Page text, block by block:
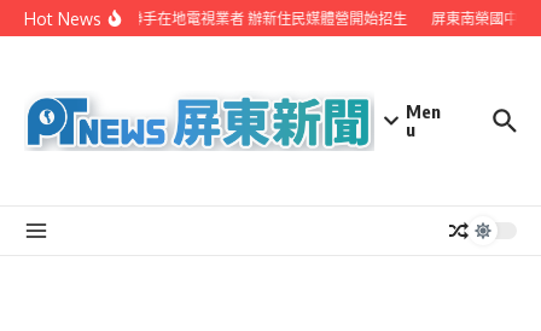
Skip to content
Hot News屏縣府聯手在地電視業者 辦新住民媒體營開始招生 屏東南榮國中赴
Men
u